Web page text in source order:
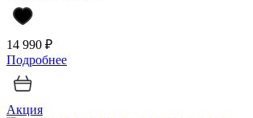
14 990 ₽
Подробнее
Акция